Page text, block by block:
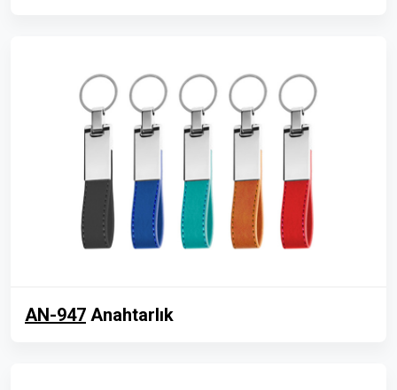
AN-947 Anahtarlık